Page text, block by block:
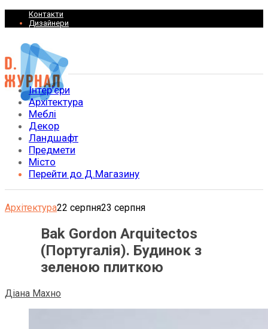
Контакти
Дизайнери
Інтер’єри
Архітектура
Меблі
Декор
Ландшафт
Предмети
Місто
Перейти до Д.Магазину
Архітектура22 серпня23 серпня
Bak Gordon Arquitectos
(Португалія). Будинок з
зеленою плиткою
Діана Махно